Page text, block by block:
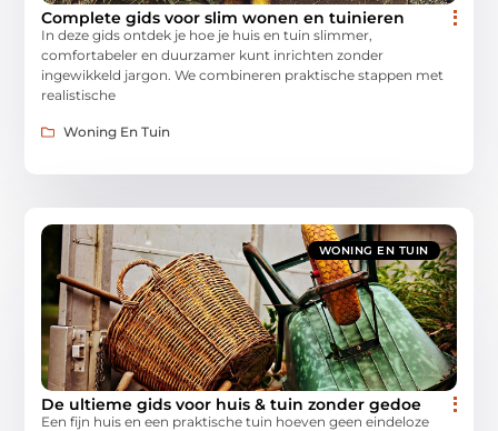
Complete gids voor slim wonen en tuinieren
In deze gids ontdek je hoe je huis en tuin slimmer,
comfortabeler en duurzamer kunt inrichten zonder
ingewikkeld jargon. We combineren praktische stappen met
realistische
Woning En Tuin
WONING EN TUIN
De ultieme gids voor huis & tuin zonder gedoe
Een fijn huis en een praktische tuin hoeven geen eindeloze